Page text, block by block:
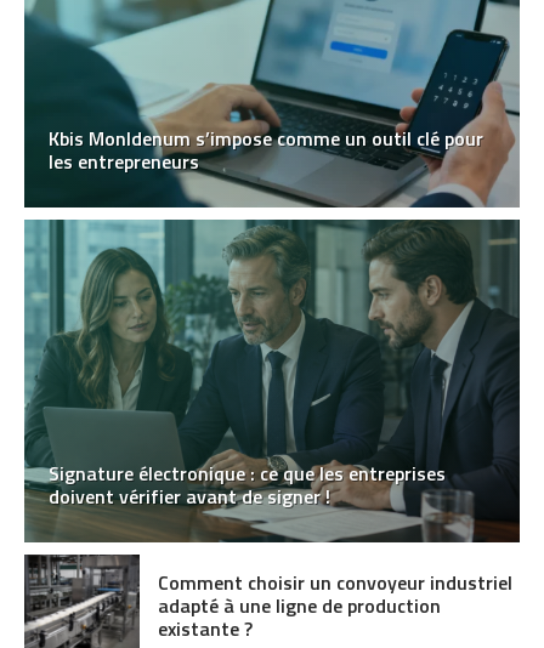
Kbis MonIdenum s’impose comme un outil clé pour
les entrepreneurs
Signature électronique : ce que les entreprises
doivent vérifier avant de signer !
Comment choisir un convoyeur industriel
adapté à une ligne de production
existante ?